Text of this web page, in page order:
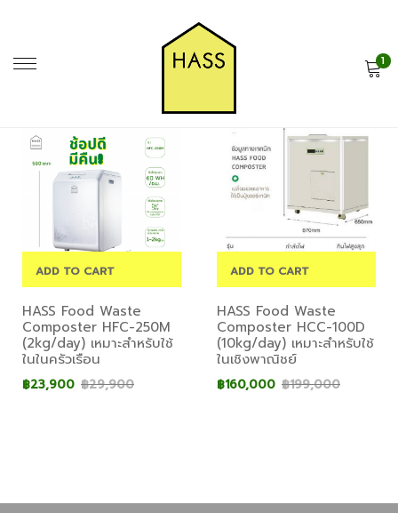
1
ADD TO CART
HASS Food Waste
Composter HFC-250M
(2kg/day) เหมาะสำหรับใช้
ในในครัวเรือน
฿29,900
฿23,900
ADD TO CART
HASS Food Waste
Composter HCC-100D
(10kg/day) เหมาะสำหรับใช้
ในเชิงพาณิชย์
฿199,000
฿160,000